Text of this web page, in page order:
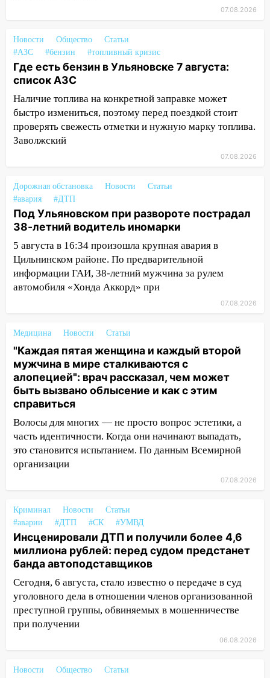
подростка в сквере
13:01
В Димитровграде мужчина
выбросил из машины страйкбольную
гранату: его задержали
12:34 На Ульяновскую область
надвигается сильнейшая непогода: град
и шквал до 27 м/с
Ульяновец хотел купить иномарку
12:20 В Чердаклинском районе
столкнулись «Лада» и Chevrolet:
пострадал 14-летний подросток
12:00 Где есть бензин в Ульяновске 7
августа: список АЗС
11:50 Заснул рядом с ребёнком и
случайно задушил его: суд вынес
11:38
В Ленинском районе пожар
полностью уничтожил дачный дом и
сарай
11:38
В Госдуме предложили отменить
ЕГЭ с 2027 года
11:25 В Ульяновске ИИ будет выявлять
нарушителей на контейнерных
площадках
11:20 Ульяновская шахматистка
Валерия Клейменова выиграла два
11:16
В Ульяновске открыли памятную
доску декабристу Кондратию Рылееву
10:40 В Ульяновске спасатели ночью
нашли потерявшегося в заброшенных
садах 79-летнего мужчину
10:26 На нескольких улицах Ульяновска
временно отключили холодную воду
10:14 В Ульяновске двоих участников
07.08.2026
Новости Общество
Статьи
#АЗС
#бензин #топливный кризис
Где есть бензин в Ульяновске 7 августа:
список АЗС
Наличие топлива на конкретной заправке может
быстро измениться, поэтому перед поездкой стоит
проверять свежесть отметки и нужную марку топлива.
Заволжский
07.08.2026
Дорожная обстановка Новости
Статьи
#авария
#ДТП
Под Ульяновском при развороте пострадал
38-летний водитель иномарки
5 августа в 16:34 произошла крупная авария в
Цильнинском районе. По предварительной
информации ГАИ, 38-летний мужчина за рулем
автомобиля «Хонда Аккорд» при
07.08.2026
Медицина Новости Статьи
"Каждая пятая женщина и каждый второй
мужчина в мире сталкиваются с
алопецией": врач рассказал, чем может
быть вызвано облысение и как с этим
справиться
Волосы для многих — не просто вопрос эстетики, а
часть идентичности. Когда они начинают выпадать,
это становится испытанием. По данным Всемирной
организации
07.08.2026
Криминал Новости
Статьи
#аварии
#ДТП #СК #УМВД
Инсценировали ДТП и получили более 4,6
миллиона рублей: перед судом предстанет
банда автоподставщиков
Сегодня, 6 августа, стало известно о передаче в суд
уголовного дела в отношении членов организованной
преступной группы, обвиняемых в мошенничестве
при получении
06.08.2026
Новости Общество
Статьи